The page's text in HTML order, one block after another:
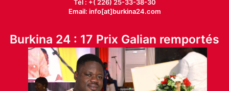
Tél : +( 226) 25-33-38-30
Email: info[at]burkina24.com
Burkina 24 : 17 Prix Galian remportés